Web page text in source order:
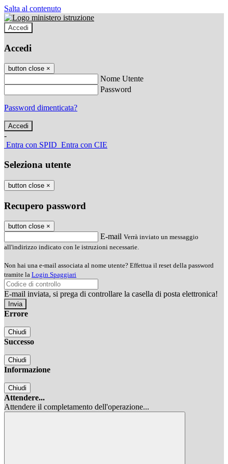
Salta al contenuto
Accedi
Accedi
button close ×
Nome Utente
Password
Password dimenticata?
-
Entra con SPID Entra con CIE
Seleziona utente
button close ×
Recupero password
button close ×
E-mail Verrà inviato un messaggio
all'indirizzo indicato con le istruzioni necessarie.
Non hai una e-mail associata al nome utente? Effettua il reset della password
tramite la Login Spaggiari
E-mail inviata, si prega di controllare la casella di posta elettronica!
Errore
Chiudi
Successo
Chiudi
Informazione
Chiudi
Attendere...
Attendere il completamento dell'operazione...